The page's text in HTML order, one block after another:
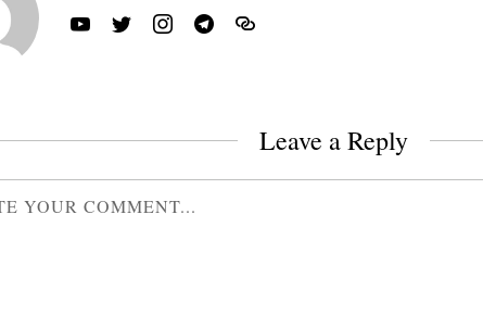
Leave a Reply